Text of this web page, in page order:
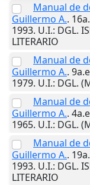
Manual de
Guillermo A..
1993. U.I.: DGL.
LITERARIO
Manual de
Guillermo A..
1979. U.I.: DGL.
Manual de
Guillermo A..
1965. U.I.: DGL.
Manual de
Guillermo A..
1993. U.I.: DGL.
LITERARIO